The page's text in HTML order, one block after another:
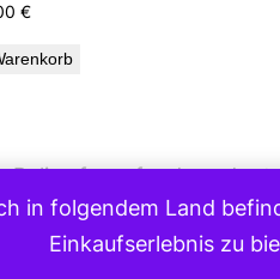
€
Policy for refunds and
in folgendem Land
Einkaufserlebnis zu